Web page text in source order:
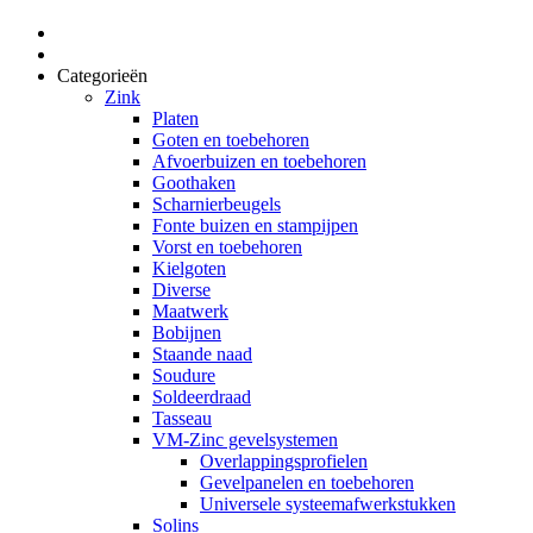
Categorieën
Zink
Platen
Goten en toebehoren
Afvoerbuizen en toebehoren
Goothaken
Scharnierbeugels
Fonte buizen en stampijpen
Vorst en toebehoren
Kielgoten
Diverse
Maatwerk
Bobijnen
Staande naad
Soudure
Soldeerdraad
Tasseau
VM-Zinc gevelsystemen
Overlappingsprofielen
Gevelpanelen en toebehoren
Universele systeemafwerkstukken
Solins